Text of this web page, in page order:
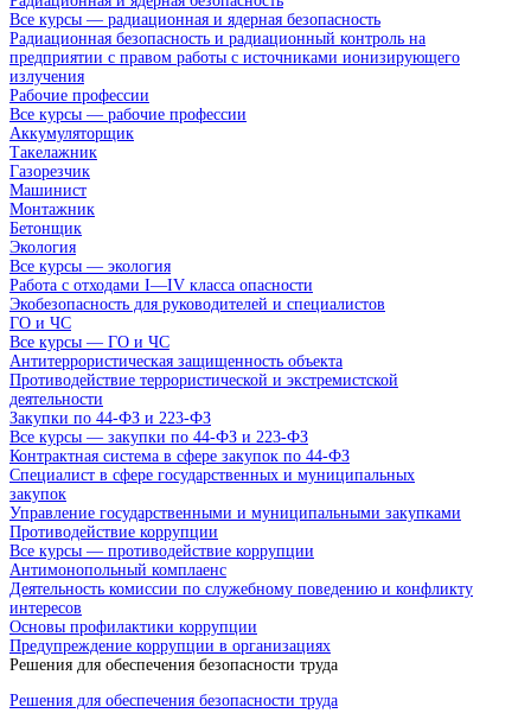
Все курсы — радиационная и ядерная безопасность
Радиационная безопасность и радиационный контроль на
предприятии с правом работы с источниками ионизирующего
излучения
Рабочие профессии
Все курсы — рабочие профессии
Аккумуляторщик
Такелажник
Газорезчик
Машинист
Монтажник
Бетонщик
Экология
Все курсы — экология
Работа с отходами I—IV класса опасности
Экобезопасность для руководителей и специалистов
ГО и ЧС
Все курсы — ГО и ЧС
Антитеррористическая защищенность объекта
Противодействие террористической и экстремистской
деятельности
Закупки по 44-ФЗ и 223-ФЗ
Все курсы — закупки по 44-ФЗ и 223-ФЗ
Контрактная система в сфере закупок по 44-ФЗ
Специалист в сфере государственных и муниципальных
закупок
Управление государственными и муниципальными закупками
Противодействие коррупции
Все курсы — противодействие коррупции
Антимонопольный комплаенс
Деятельность комиссии по служебному поведению и конфликту
интересов
Основы профилактики коррупции
Предупреждение коррупции в организациях
Решения для обеспечения безопасности труда
Решения для обеспечения безопасности труда